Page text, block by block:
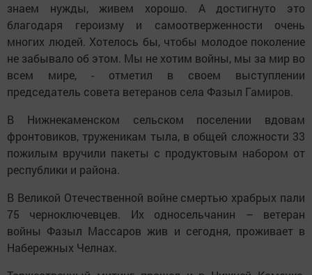
знаем нужды, живем хорошо. А достигнуто это
благодаря героизму и самоотверженности очень
многих людей. Хотелось бы, чтобы молодое поколение
не забывало об этом. Мы не хотим войны, мы за мир во
всем мире, - отметил в своем выступлении
председатель совета ветеранов села Фазыл Гамиров.
В Нижнекаменском сельском поселении вдовам
фронтовиков, труженикам тыла, в общей сложности 33
пожилым вручили пакеты с продуктовым набором от
республики и района.
В Великой Отечественной войне смертью храбрых пали
75 черноключевцев. Их односельчанин – ветеран
войны Фазыл Массаров жив и сегодня, проживает в
Набережных Челнах.